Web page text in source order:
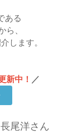
ある
、
します。
新中！ ／
尾洋さん